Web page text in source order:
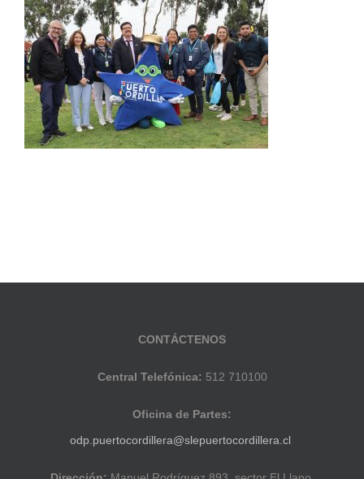
CONTÁCTENOS
Central Telefónica: 512 710100
Oficina de Partes:
odp.puertocordillera@slepuertocordillera.cl